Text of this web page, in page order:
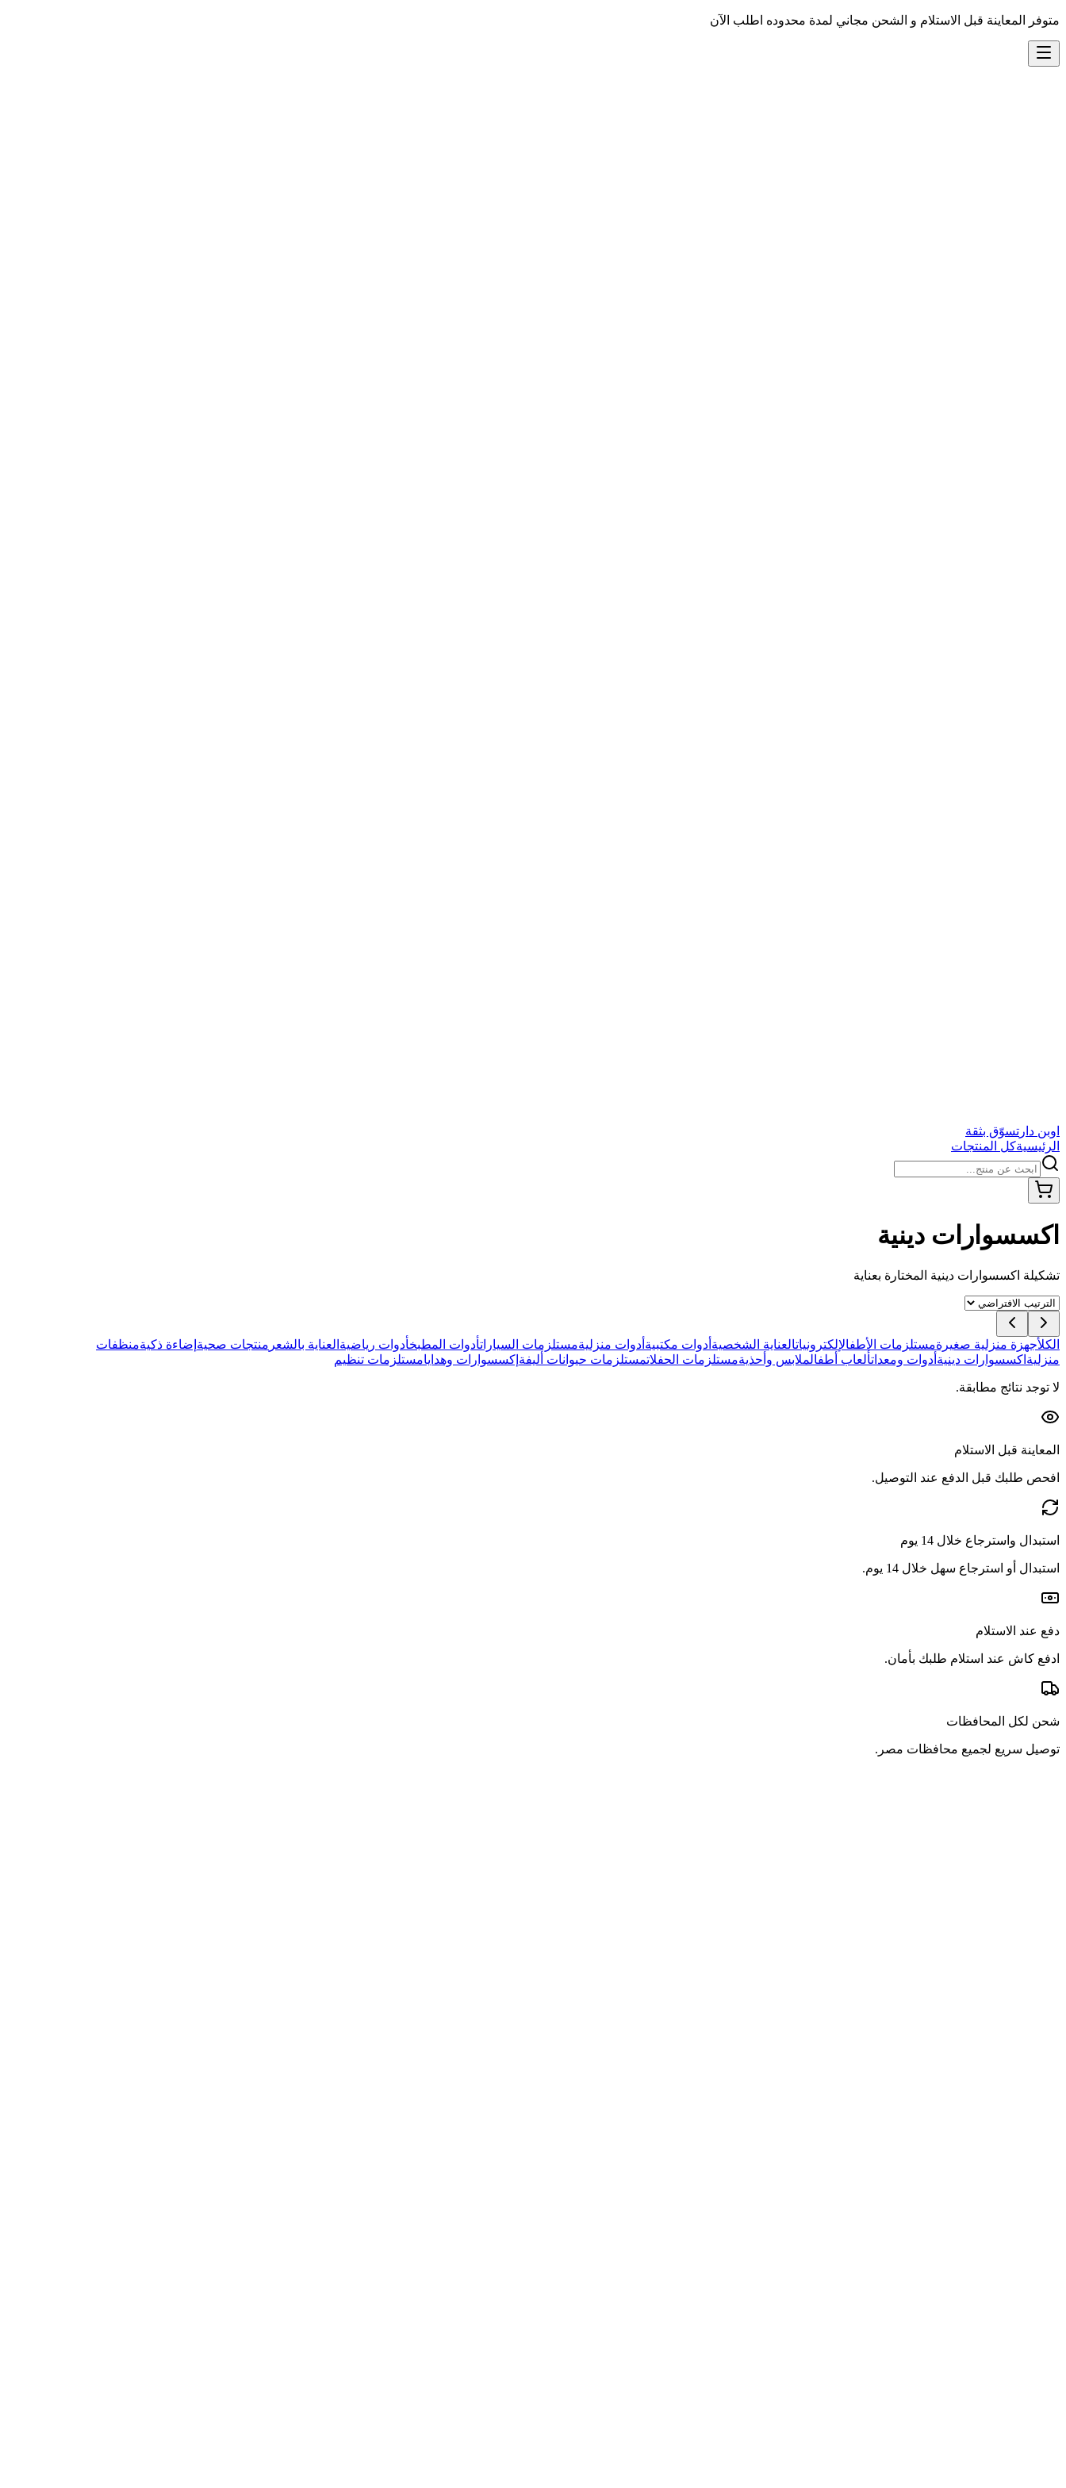
متوفر المعاينة قبل الاستلام و الشحن مجاني لمدة محدوده اطلب الآن
اوبن دار تسوّق بثقة
الرئيسيةكل المنتجات
اكسسوارات دينية
تشكيلة اكسسوارات دينية المختارة بعناية
الكلأجهزة منزلية صغيرةمستلزمات الأطفالإلكترونياتالعناية الشخصية أدوات مكتبية أدوات منزليةمستلزمات السياراتأدوات المطبخأدوات رياضية العناية بالشعر منتجات صحية إضاءة ذكيةمنظفات
منزلية اكسسوارات دينية أدوات ومعداتألعاب أطفالملابس وأحذيةمستلزمات الحفلاتمستلزمات حيوانات أليفة إكسسوارات وهدايامستلزمات تنظيم
لا توجد نتائج مطابقة.
المعاينة قبل الاستلام
افحص طلبك قبل الدفع عند التوصيل.
استبدال واسترجاع خلال 14 يوم
استبدال أو استرجاع سهل خلال 14 يوم.
دفع عند الاستلام
ادفع كاش عند استلام طلبك بأمان.
شحن لكل المحافظات
توصيل سريع لجميع محافظات مصر.